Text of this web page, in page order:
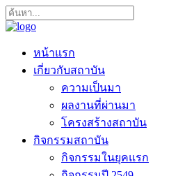
หน้าแรก
เกี่ยวกับสถาบัน
ความเป็นมา
ผลงานที่ผ่านมา
โครงสร้างสถาบัน
กิจกรรมสถาบัน
กิจกรรมในยุคแรก